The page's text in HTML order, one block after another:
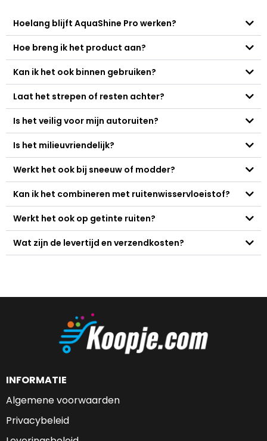
Hoelang blijft AquaShine Pro werken?
Hoe breng ik het product aan?
Kan ik het ook binnen gebruiken?
Laat het strepen of resten achter?
Is het veilig voor mijn autoruiten?
Is het milieuvriendelijk?
Werkt het ook bij sneeuw of modder?
Kan ik het combineren met ruitenwisservloeistof?
Werkt het ook op getinte ruiten?
Wat zijn de levertijd en verzendkosten?
INFORMATIE
Algemene voorwaarden
Privacybeleid